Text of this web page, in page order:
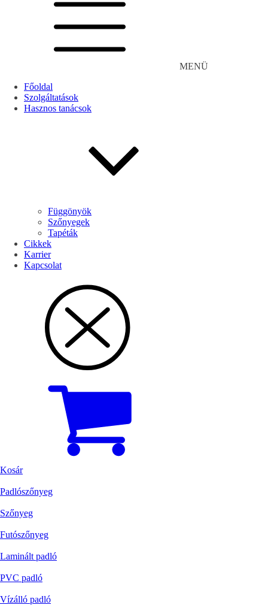
MENÜ
Főoldal
Szolgáltatások
Hasznos tanácsok
Függönyök
Szőnyegek
Tapéták
Cikkek
Karrier
Kapcsolat
Kosár
Padlószőnyeg
Szőnyeg
Futószőnyeg
Laminált padló
PVC padló
Vízálló padló